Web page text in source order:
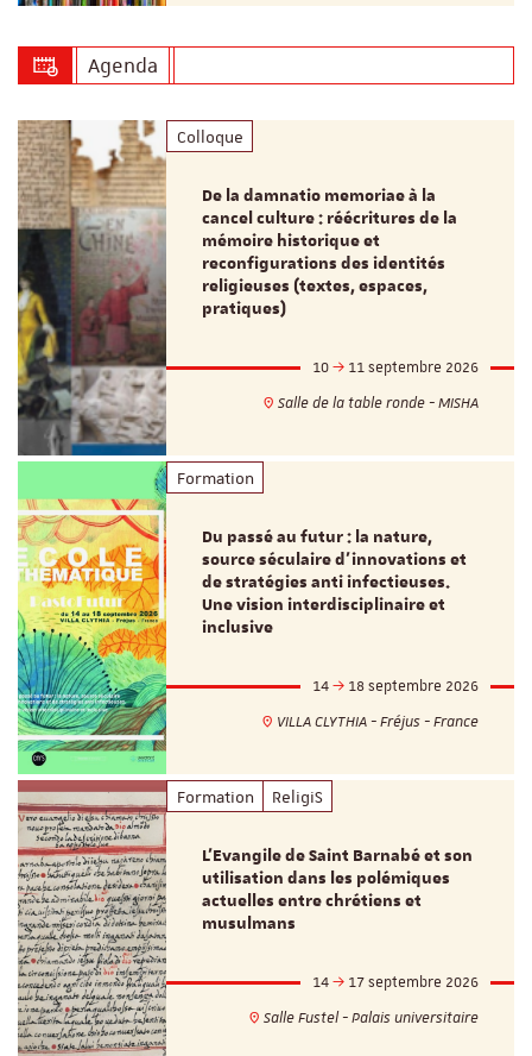
Agenda
Colloque
De la damnatio memoriae à la
cancel culture : réécritures de la
mémoire historique et
reconfigurations des identités
religieuses (textes, espaces,
pratiques)
10
11 septembre 2026
Salle de la table ronde - MISHA
Formation
Du passé au futur : la nature,
source séculaire d’innovations et
de stratégies anti infectieuses.
Une vision interdisciplinaire et
inclusive
14
18 septembre 2026
VILLA CLYTHIA - Fréjus - France
Formation ReligiS
L’Evangile de Saint Barnabé et son
utilisation dans les polémiques
actuelles entre chrétiens et
musulmans
14
17 septembre 2026
Salle Fustel - Palais universitaire